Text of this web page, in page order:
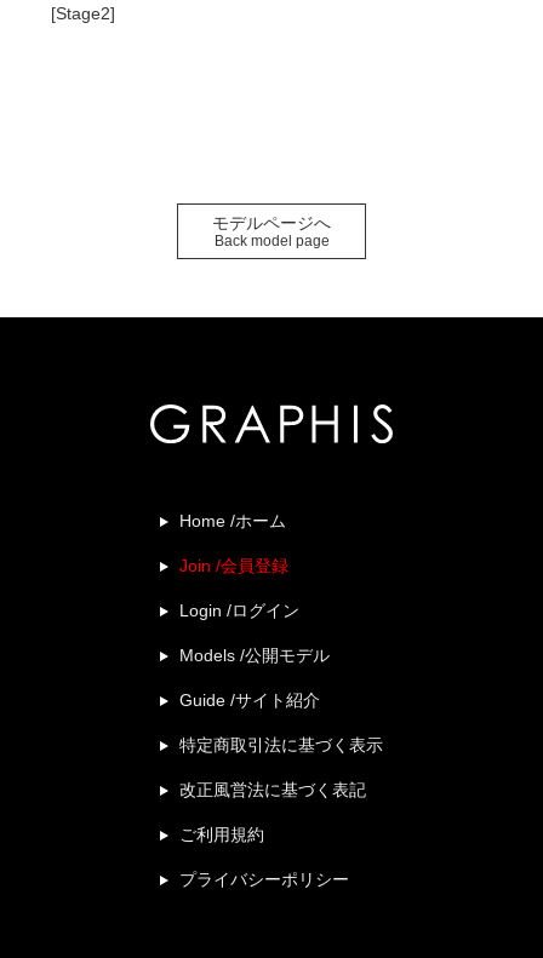
[Stage2]
モデルページへ
Back model page
Home /ホーム
Join /会員登録
Login /ログイン
Models /公開モデル
Guide /サイト紹介
特定商取引法に基づく表示
改正風営法に基づく表記
ご利用規約
プライバシーポリシー